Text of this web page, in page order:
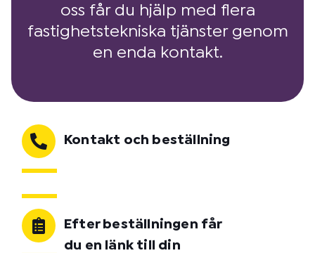
oss får du hjälp med flera
fastighetstekniska tjänster genom
en enda kontakt.
Kontakt och beställning
Efter beställningen får
du en länk till din